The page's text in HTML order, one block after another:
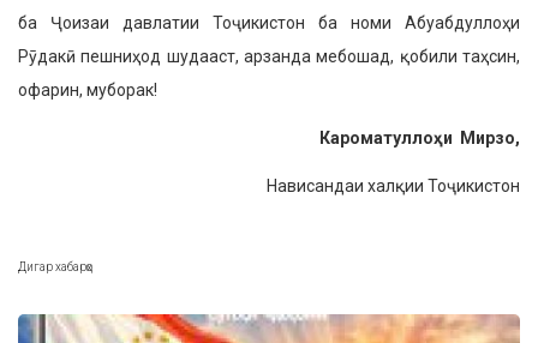
ба Ҷоизаи давлатии Тоҷикистон ба номи Абуабдуллоҳи
Рӯдакӣ пеш­ниҳод шудааст, арзанда мебошад, қобили таҳсин,
офарин, муборак!
Кароматуллоҳи Мирзо,
Нависандаи халқии Тоҷикистон
Дигар хабарҳо